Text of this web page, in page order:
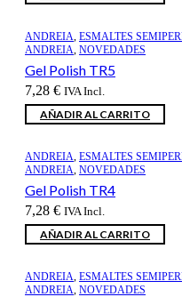
ANDREIA, ESMALTES
ANDREIA, NOVEDADES
Gel Polish TR5
7,28 € IVA Incl.
AÑADIR AL CARRITO
ANDREIA, ESMALTES
ANDREIA, NOVEDADES
Gel Polish TR4
7,28 € IVA Incl.
AÑADIR AL CARRITO
ANDREIA, ESMALTES
ANDREIA, NOVEDADES